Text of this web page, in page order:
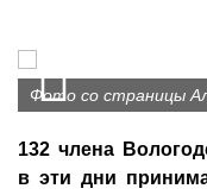
Prev
Фото со страницы
132 члена
в эти дни